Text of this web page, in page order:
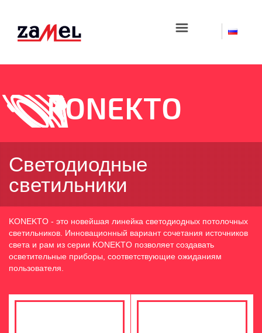
☰
KONEKTO
Светодиодные
светильники
KONEKTO - это новейшая линейка светодиодных потолочных
светильников. Инновационный вариант сочетания источников
света и рам из серии KONEKTO позволяет создавать
осветительные приборы, соответствующие ожиданиям
пользователя.